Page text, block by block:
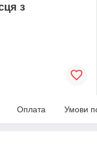
з
Оплата Умови